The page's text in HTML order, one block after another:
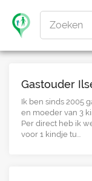
Zoeken
Gastouder
Ik ben sinds 2005
en moeder van 3
Per direct heb ik
voor 1 kindje tu...